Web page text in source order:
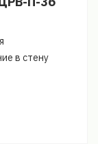
в стену